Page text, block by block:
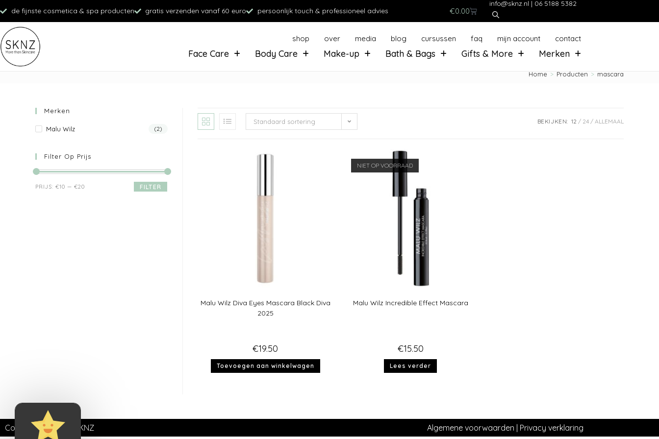
de fijnste cosmetica & spa producten gratis verzenden vanaf 60 euro persoonlijk touch & professioneel advies €0.00
info@sknz.nl | 06 5188 5382
shop over media blog cursussen faq mijn account contact
Face Care Body Care Make-up Bath & Bags Gifts & More Merken
Home > Producten > mascara
Standaard sortering BEKIJKEN: 12 24 ALLEMAAL
Malu Wilz Diva Eyes Mascara Black Diva
2025
€19.50
Toevoegen aan winkelwagen
NIET OP VOORRAAD
Malu Wilz Incredible Effect Mascara
€15.50
Lees verder
Merken
Malu Wilz (2)
Filter Op Prijs
FILTER
PRIJS: €10 — €20
Copyright © 2026 | SKNZ Algemene voorwaarden Privacy verklaring